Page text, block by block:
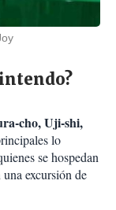
cho, Uji-shi,
lo
se hospedan
excursión de